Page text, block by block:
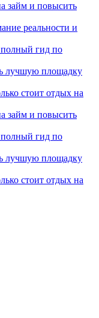
займ и повысить
реальности и
гид по
лучшую площадку
стоит отдых на
займ и повысить
гид по
лучшую площадку
стоит отдых на